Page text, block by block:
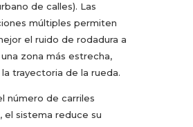
de calles). Las
múltiples permiten
el ruido de rodadura a
zona más estrecha,
trayectoria de la rueda.
número de carriles
el sistema reduce su